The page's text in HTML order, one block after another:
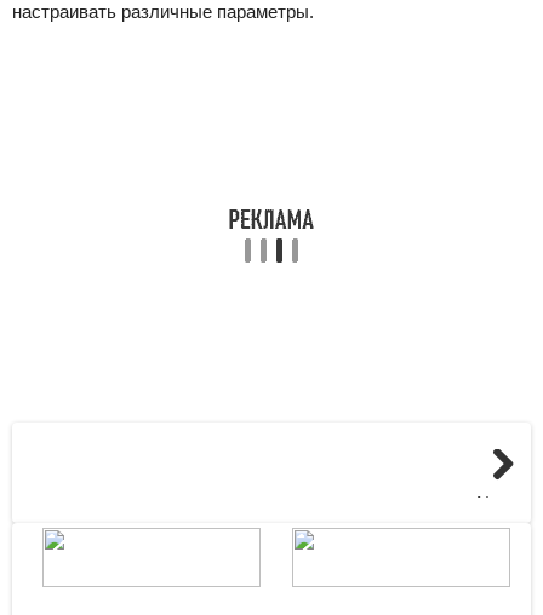
настраивать различные параметры.
Next